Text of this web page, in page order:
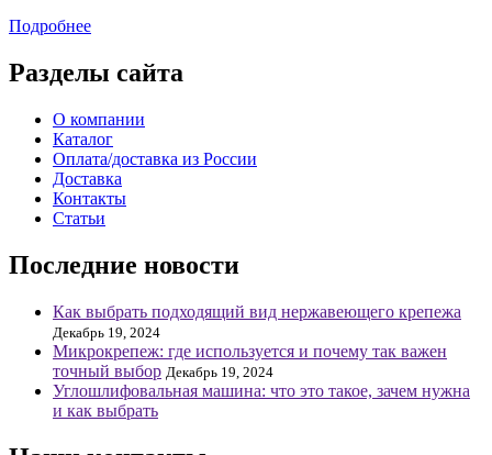
Подробнее
Разделы сайта
О компании
Каталог
Оплата/доставка из России
Доставка
Контакты
Статьи
Последние новости
Как выбрать подходящий вид нержавеющего крепежа
Декабрь 19, 2024
Микрокрепеж: где используется и почему так важен
точный выбор Декабрь 19, 2024
Углошлифовальная машина: что это такое, зачем нужна
и как выбрать